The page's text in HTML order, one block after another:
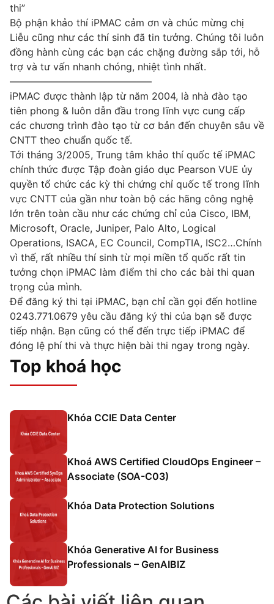
thi”
Bộ phận khảo thí iPMAC cảm ơn và chúc mừng chị
Liễu cũng như các thí sinh đã tin tưởng. Chúng tôi luôn
đồng hành cùng các bạn các chặng đường sắp tới, hỗ
trợ và tư vấn nhanh chóng, nhiệt tình nhất.
——————————————–
iPMAC được thành lập từ năm 2004, là nhà đào tạo
tiên phong & luôn dẫn đầu trong lĩnh vực cung cấp
các chương trình đào tạo từ cơ bản đến chuyên sâu về
CNTT theo chuẩn quốc tế.
Tới tháng 3/2005, Trung tâm khảo thí quốc tế iPMAC
chính thức được Tập đoàn giáo dục Pearson VUE ủy
quyền tổ chức các kỳ thi chứng chỉ quốc tế trong lĩnh
vực CNTT của gần như toàn bộ các hãng công nghệ
lớn trên toàn cầu như các chứng chỉ của Cisco, IBM,
Microsoft, Oracle, Juniper, Palo Alto, Logical
Operations, ISACA, EC Council, CompTIA, ISC2…Chính
vì thế, rất nhiều thí sinh từ mọi miền tổ quốc rất tin
tưởng chọn iPMAC làm điểm thi cho các bài thi quan
trọng của mình.
Để đăng ký thi tại iPMAC, bạn chỉ cần gọi đến hotline
0243.771.0679 yêu cầu đăng ký thi của bạn sẽ được
tiếp nhận. Bạn cũng có thể đến trực tiếp iPMAC để
đóng lệ phí thi và thực hiện bài thi ngay trong ngày.
Top khoá học
Khóa CCIE Data Center
Khoá AWS Certified CloudOps Engineer –
Associate (SOA-C03)
Khóa Data Protection Solutions
Khóa Generative AI for Business
Professionals – GenAIBIZ